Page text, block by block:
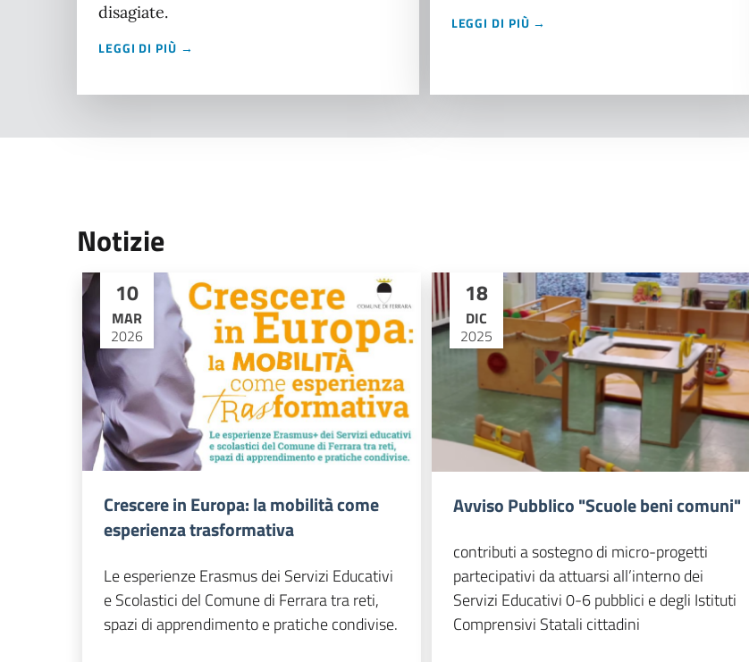
disagiate.
LEGGI DI PIÙ →
LEGGI DI PIÙ →
Notizie
10
MAR
2026
Crescere in Europa: la mobilità come
esperienza trasformativa
Le esperienze Erasmus dei Servizi Educativi
e Scolastici del Comune di Ferrara tra reti,
spazi di apprendimento e pratiche condivise.
18
DIC
2025
Avviso Pubblico "Scuole beni comuni"
contributi a sostegno di micro-progetti
partecipativi da attuarsi all’interno dei
Servizi Educativi 0-6 pubblici e degli Istituti
Comprensivi Statali cittadini